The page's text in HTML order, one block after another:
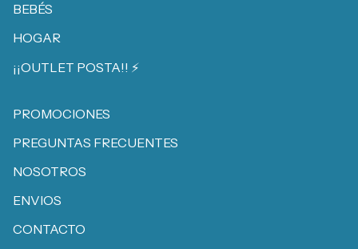
BEBÉS
HOGAR
¡¡OUTLET POSTA!! ⚡️
PROMOCIONES
PREGUNTAS FRECUENTES
NOSOTROS
ENVIOS
CONTACTO